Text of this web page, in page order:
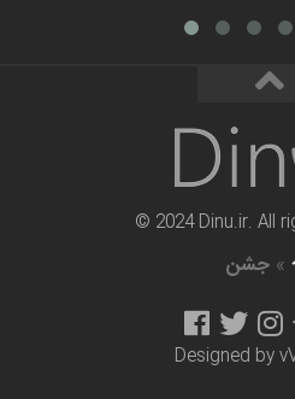
© 2024 Dinu.ir. All
» جشن
Designed by